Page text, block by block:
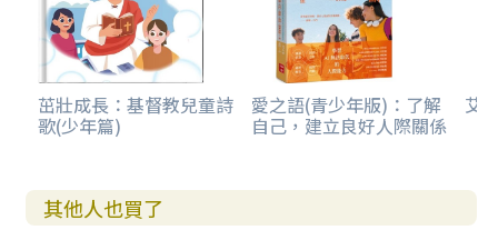
茁壯成長：基督教兒童詩
歌(少年篇)
愛之語(青少年版)：了解
自己，建立良好人際關係
艾
其他人也買了